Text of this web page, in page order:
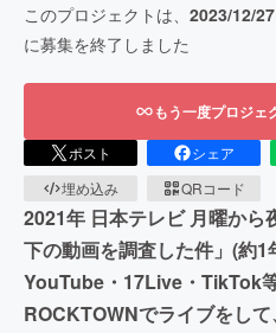
このプロジェクトは、 2023/12/27
に募集を終了しました
もう一度プロジェ
ポスト シェア
埋め込み
QRコード
2021年 日本テレビ 月曜か
下の動画を調査した件」(約1
YouTube・17Live・TikTok
ROCKTOWNでライブをし